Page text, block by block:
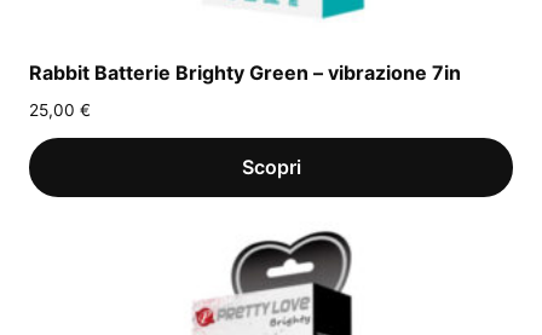
Rabbit Batterie Brighty Green – vibrazione 7in
25,00 €